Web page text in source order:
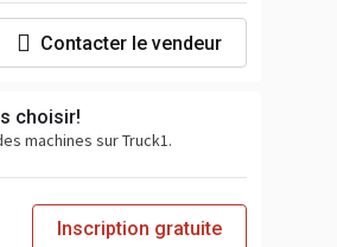
Contacter le vendeur
choisir!
machines sur Truck1.
Inscription gratuite